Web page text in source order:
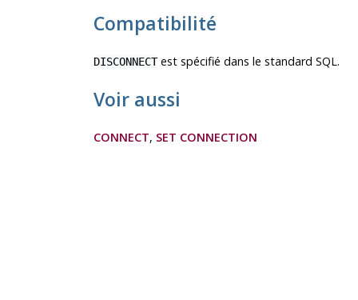
Compatibilité
DISCONNECTest spécifié dans le standard SQL.
Voir aussi
CONNECT, SET CONNECTION